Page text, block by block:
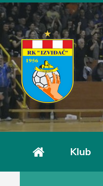
Klub